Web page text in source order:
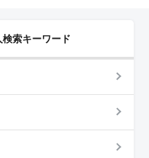
索キーワード